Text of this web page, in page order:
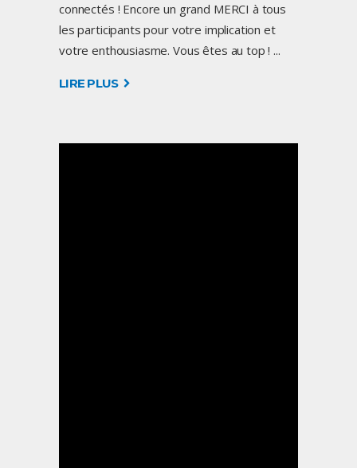
connectés ! Encore un grand MERCI à tous
les participants pour votre implication et
votre enthousiasme. Vous êtes au top !
LIRE PLUS